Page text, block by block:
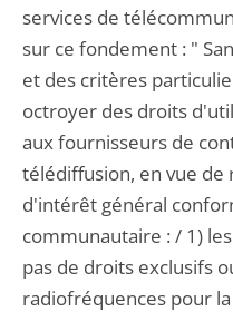
services de
sur ce fondement : "
et des critères
octroyer des droits
aux fournisseurs de
télédiffusion, en vue de
d'intérêt général
communautaire : / 1)
pas de droits exclusifs
radiofréquences pour